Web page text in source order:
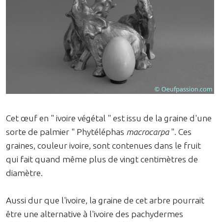
Cet œuf en " ivoire végétal " est issu de la graine d'une
sorte de palmier " Phytéléphas macrocarpa ". Ces
graines, couleur ivoire, sont contenues dans le fruit
qui fait quand même plus de vingt centimètres de
diamètre.
Aussi dur que l'ivoire, la graine de cet arbre pourrait
être une alternative à l'ivoire des pachydermes